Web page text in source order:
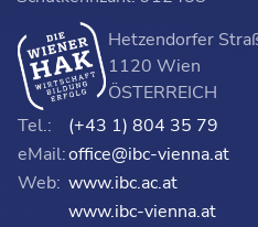
Hetzendorfer
1120 Wien
ÖSTERREICH
Tel.:
(+43 1) 804 35 79
eMail:office@ibc-vienna.at
Web: www.ibc.ac.at
www.ibc-vienna.at